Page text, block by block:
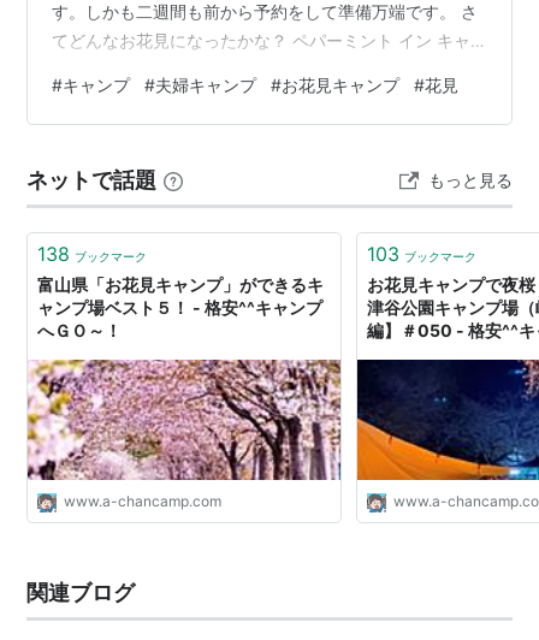
す。しかも二週間も前から予約をして準備万端です。 さ
てどんなお花見になったかな？ ペパーミント イン キャ
ンプ場になった異色のキャンプ場。2年前に行った時と変
わらずオーナーさんの細やかな気遣いが感じられるキャ
お花見ベストポジションだった事（夜はライトアップし
てくれました） わしワシは2番サイト、桜の木に囲まれ
てる…
#キャンプ #夫婦キャンプ #お花見キャンプ #花見
ネットで話題 もっと見る
138 ブックマーク
富山県「お花見キャンプ」ができるキ
ャンプ場ベスト５！ - 格安^^キャンプ
へＧＯ～！
www.a-chancamp.com
103 ブックマーク
お花見キャンプで夜
津谷公園キャンプ場
編】＃050 - 格安^^キ
www.a-
関連ブログ